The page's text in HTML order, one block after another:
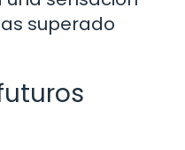
superado